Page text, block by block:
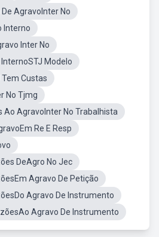
AgravoInter No
Interno
Inter No
Modelo
Custas
No Tjmg
Ao AgravoInter No Trabalhista
Re E Resp
DeAgro No Jec
Agravo De Petição
Agravo De Instrumento
Agravo De Instrumento